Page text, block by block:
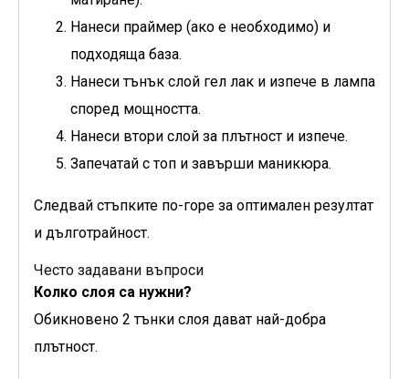
Нанеси праймер (ако е необходимо) и
подходяща база.
Нанеси тънък слой гел лак и изпече в лампа
според мощността.
Нанеси втори слой за плътност и изпече.
Запечатай с топ и завърши маникюра.
Следвай стъпките по-горе за оптимален резултат
и дълготрайност.
Често задавани въпроси
Колко слоя са нужни?
Обикновено 2 тънки слоя дават най-добра
плътност.